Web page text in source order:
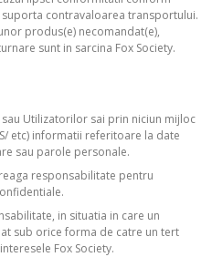
suporta contravaloarea transportului.
produs(e) necomandat(e),
sunt in sarcina Fox Society.
Utilizatorilor sai prin niciun mijloc
etc) informatii referitoare la date
sau parole personale.
responsabilitate pentru
in situatia in care un
sub orice forma de catre un tert
Fox Society.